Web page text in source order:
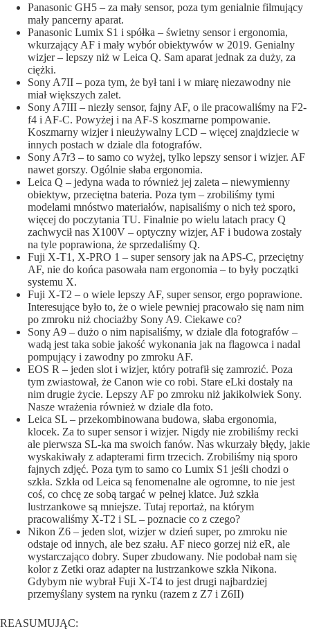
Panasonic GH5 – za mały sensor, poza tym genialnie filmujący
mały pancerny aparat.
Panasonic Lumix S1 i spółka – świetny sensor i ergonomia,
wkurzający AF i mały wybór obiektywów w 2019. Genialny
wizjer – lepszy niż w Leica Q. Sam aparat jednak za duży, za
ciężki.
Sony A7II – poza tym, że był tani i w miarę niezawodny nie
miał większych zalet.
Sony A7III – niezły sensor, fajny AF, o ile pracowaliśmy na F2-
f4 i AF-C. Powyżej i na AF-S koszmarne pompowanie.
Koszmarny wizjer i nieużywalny LCD – więcej znajdziecie w
innych postach w dziale dla fotografów.
Sony A7r3 – to samo co wyżej, tylko lepszy sensor i wizjer. AF
nawet gorszy. Ogólnie słaba ergonomia.
Leica Q – jedyna wada to również jej zaleta – niewymienny
obiektyw, przeciętna bateria. Poza tym – zrobiliśmy tymi
modelami mnóstwo materiałów, napisaliśmy o nich też sporo,
więcej do poczytania TU. Finalnie po wielu latach pracy Q
zachwycił nas X100V – optyczny wizjer, AF i budowa zostały
na tyle poprawiona, że sprzedaliśmy Q.
Fuji X-T1, X-PRO 1 – super sensory jak na APS-C, przeciętny
AF, nie do końca pasowała nam ergonomia – to były początki
systemu X.
Fuji X-T2 – o wiele lepszy AF, super sensor, ergo poprawione.
Interesujące było to, że o wiele pewniej pracowało się nam nim
po zmroku niż chociażby Sony A9. Ciekawe co?
Sony A9 – dużo o nim napisaliśmy, w dziale dla fotografów –
wadą jest taka sobie jakość wykonania jak na flagowca i nadal
pompujący i zawodny po zmroku AF.
EOS R – jeden slot i wizjer, który potrafił się zamrozić. Poza
tym zwiastował, że Canon wie co robi. Stare eLki dostały na
nim drugie życie. Lepszy AF po zmroku niż jakikolwiek Sony.
Nasze wrażenia również w dziale dla foto.
Leica SL – przekombinowana budowa, słaba ergonomia,
klocek. Za to super sensor i wizjer. Nigdy nie zrobiliśmy recki
ale pierwsza SL-ka ma swoich fanów. Nas wkurzały błędy, jakie
wyskakiwały z adapterami firm trzecich. Zrobiliśmy nią sporo
fajnych zdjęć. Poza tym to samo co Lumix S1 jeśli chodzi o
szkła. Szkła od Leica są fenomenalne ale ogromne, to nie jest
coś, co chcę ze sobą targać w pełnej klatce. Już szkła
lustrzankowe są mniejsze. Tutaj reportaż, na którym
pracowaliśmy X-T2 i SL – poznacie co z czego?
Nikon Z6 – jeden slot, wizjer w dzień super, po zmroku nie
odstaje od innych, ale bez szału. AF nieco gorzej niż eR, ale
wystarczająco dobry. Super zbudowany. Nie podobał nam się
kolor z Zetki oraz adapter na lustrzankowe szkła Nikona.
Gdybym nie wybrał Fuji X-T4 to jest drugi najbardziej
przemyślany system na rynku (razem z Z7 i Z6II)
REASUMUJĄC: